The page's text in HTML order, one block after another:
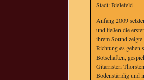
Stadt: Bielefeld
Anfang 2009
und ließen die
ihrem Sound
Richtung es gehen
Botschaften,
Gitarristen
Bodenständig und